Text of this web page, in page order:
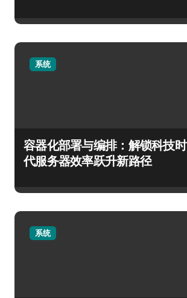
系统
容器化部署与编排：解锁科技时
代服务器效率跃升新路径
系统